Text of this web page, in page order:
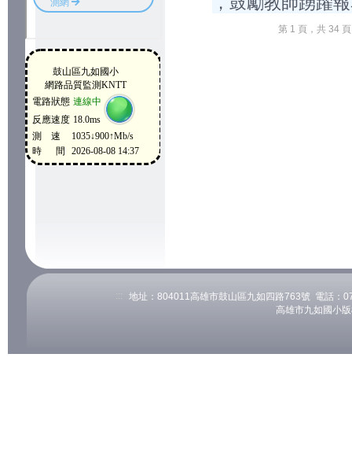
第 1 頁，共 34
:::
地址：804011高雄市鼓山區九如四路763號 電話：
高雄市九如國小